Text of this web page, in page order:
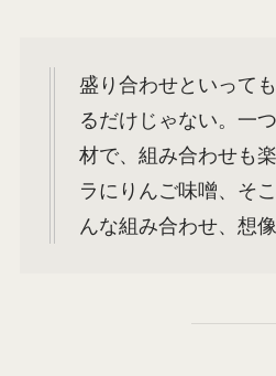
盛り合わせといって
るだけじゃない。一
材で、組み合わせも
ラにりんご味噌、そ
んな組み合わせ、想